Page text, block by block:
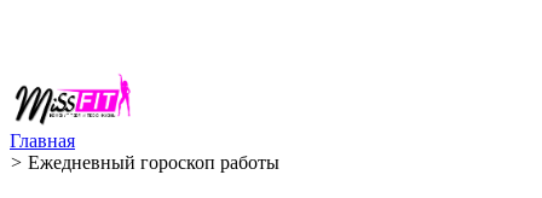
Главная
> Ежедневный гороскоп работы